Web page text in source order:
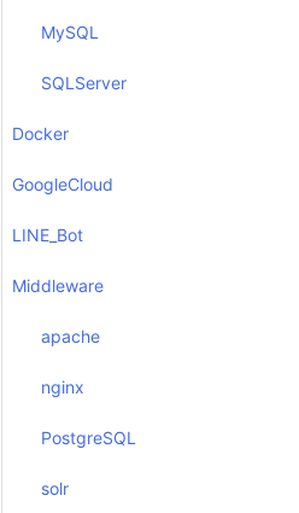
MySQL
SQLServer
Docker
GoogleCloud
LINE_Bot
Middleware
apache
nginx
PostgreSQL
solr